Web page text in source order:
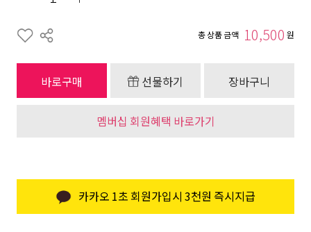
총 상품 금액 10,500 원
바로구매 선물하기 장바구니
멤버십 회원혜택 바로가기
카카오 1초 회원가입시 3천원 즉시지급